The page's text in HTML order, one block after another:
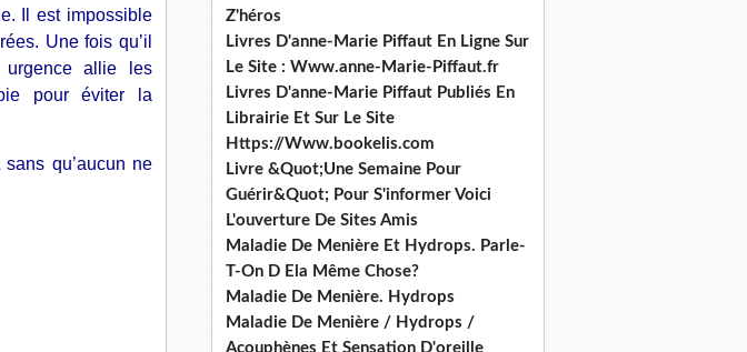
Il est impossible
Une fois qu’il
allie les
pour éviter la
qu’aucun ne
Z'héros
Livres D'anne-Marie Piffaut En Ligne Sur
Le Site : Www.anne-Marie-Piffaut.fr
Livres D'anne-Marie Piffaut Publiés En
Librairie Et Sur Le Site
Https://Www.bookelis.com
Livre &Quot;Une Semaine Pour
Guérir&Quot; Pour S'informer Voici
L'ouverture De Sites Amis
Maladie De Menière Et Hydrops. Parle-
T-On D Ela Même Chose?
Maladie De Menière. Hydrops
Maladie De Menière / Hydrops /
Acouphènes Et Sensation D'oreille